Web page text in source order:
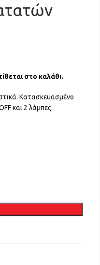
στο καλάθι.
Κατασκευασμένο
και 2 λάμπες.